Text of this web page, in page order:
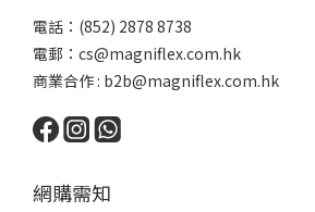
電話：(852) 2878 8738
電郵： cs@magniflex.com.hk
商業合作 : b2b@magniflex.com.hk
網購需知